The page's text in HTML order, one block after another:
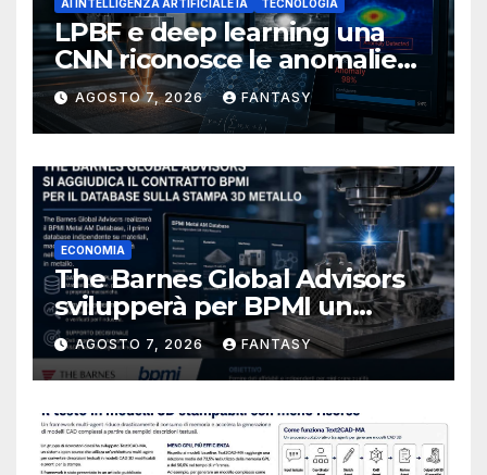
AI INTELLIGENZA ARTIFICIALE IA TECNOLOGIA
LPBF e deep learning una
CNN riconosce le anomalie
del bagno di fusione
AGOSTO 7, 2026 FANTASY
ECONOMIA
The Barnes Global Advisors
svilupperà per BPMI un
database per la stampa 3D
metallica destinata alla filiera
navale statunitense
AGOSTO 7, 2026 FANTASY